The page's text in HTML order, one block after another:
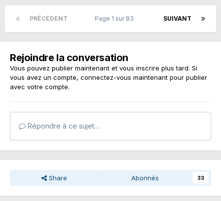
PRÉCÉDENT SUIVANT
Page 1 sur 83
Rejoindre la conversation
Vous pouvez publier maintenant et vous inscrire plus tard. Si
vous avez un compte, connectez-vous maintenant pour publier
avec votre compte.
Répondre à ce sujet…
Share Abonnés 33